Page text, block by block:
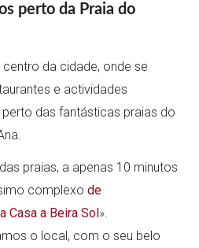
perto da Praia do
da cidade, onde se
e actividades
das fantásticas praias do
praias, a apenas 10 minutos
complexode
Casa a Beira Sol».
o local, com o seu belo